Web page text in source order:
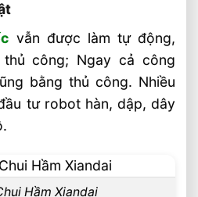
vẫn được làm tự động,
công; Ngay cả công
bằng thủ công. Nhiều
tư robot hàn, dập, dây
Hầm Xiandai